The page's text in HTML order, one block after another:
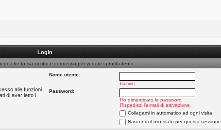
Login
che tu sia iscritto e connesso per vedere i profili utente.
alle funzioni
di aver letto i
Nome utente:
Iscriviti
Password:
Ho dimenticato la password
Rispedisci l’e-mail di attivazione
Collegami in automatico ad ogni visita
Nascondi il mio stato per questa sessione